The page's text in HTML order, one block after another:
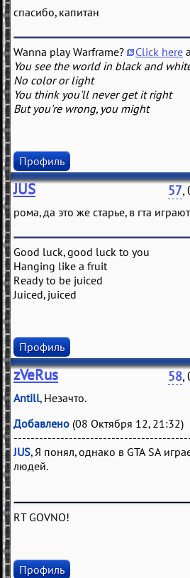
спасибо, капитан
Wanna play Warframe? Click here
You see the world in black and
No color or light
You think you'll never get it right
But you're wrong, you might
Профиль
JUS 57,
рома, да это же старье, в гта
Good luck, good luck to you
Hanging like a fruit
Ready to be juiced
Juiced, juiced
Профиль
zVeRus 58,
Antill, Незачто.
Добавлено (08 Октября 12, 21:32)
JUS, Я понял, однако в GTA SA
людей.
RT GOVNO!
Профиль